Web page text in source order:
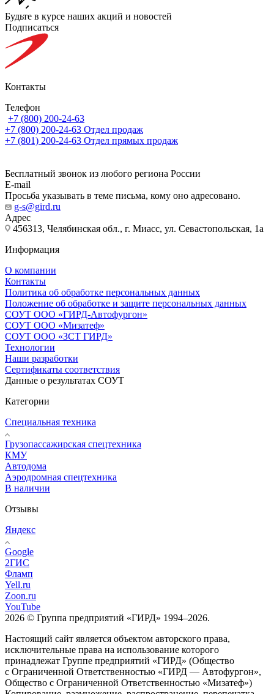
Будьте в курсе наших акций и новостей
Подписаться
Контакты
Телефон
+7 (800) 200-24-63
+7 (800) 200-24-63 Отдел продаж
+7 (801) 200-24-63 Отдел прямых продаж
Бесплатный звонок из любого региона России
E-mail
Просьба указывать в теме письма, кому оно адресовано.
g-s@gird.ru
Адрес
456313, Челябинская обл., г. Миасс, ул. Севастопольская, 1а
Информация
О компании
Контакты
Политика об обработке персональных данных
Положение об обработке и защите персональных данных
СОУТ ООО «ГИРД-Автофургон»
СОУТ ООО «Мизатеф»
СОУТ ООО «ЗСТ ГИРД»
Технологии
Наши разработки
Сертификаты соответствия
Данные о результатах СОУТ
Категории
Специальная техника
Грузопассажирская спецтехника
КМУ
Автодома
Аэродромная спецтехника
В наличии
Отзывы
Яндекс
Google
2ГИС
Фламп
Yell.ru
Zoon.ru
YouTube
2026 © Группа предприятий «ГИРД» 1994–2026.
Настоящий сайт является объектом авторского права,
исключительные права на использование которого
принадлежат Группе предприятий «ГИРД» (Общество
с Ограниченной Ответственностью «ГИРД — Автофургон»,
Общество с Ограниченной Ответственностью «Мизатеф»)